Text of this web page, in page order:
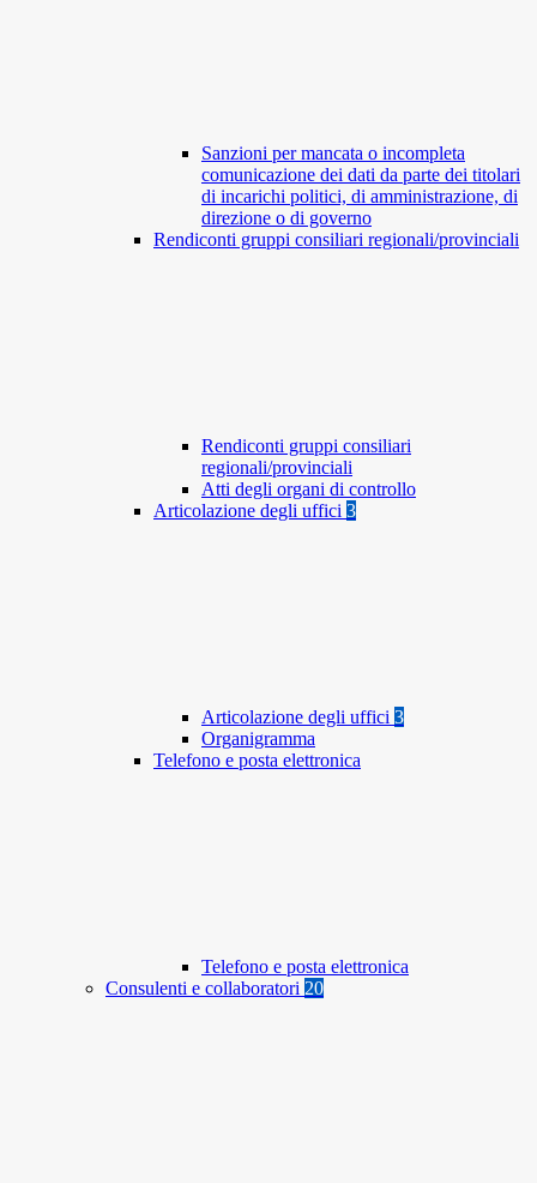
Sanzioni per mancata o incompleta
comunicazione dei dati da parte dei titolari
di incarichi politici, di amministrazione, di
direzione o di governo
Rendiconti gruppi consiliari regionali/provinciali
Rendiconti gruppi consiliari
regionali/provinciali
Atti degli organi di controllo
Articolazione degli uffici 3
Articolazione degli uffici 3
Organigramma
Telefono e posta elettronica
Telefono e posta elettronica
Consulenti e collaboratori 20